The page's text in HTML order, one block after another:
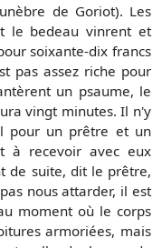
de Goriot). Les
le bedeau vinrent et
soixante-dix francs
pas assez riche pour
un psaume, le
vingt minutes. Il n'y
pour un prêtre et un
à recevoir avec eux
de suite, dit le prêtre,
nous attarder, il est
moment où le corps
armoriées, mais